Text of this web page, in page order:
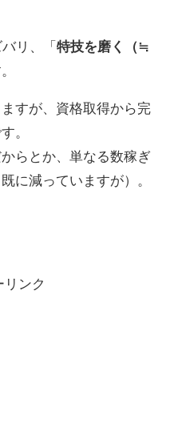
リ、「 特技を磨く（≒
すが、資格取得から完
。
らとか、単なる数稼ぎ
に減っていますが）。
リンク